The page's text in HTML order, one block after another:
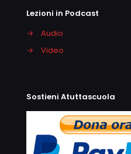
Lezioni in Podcast
→
Audio
→
Video
Sostieni Atuttascuola